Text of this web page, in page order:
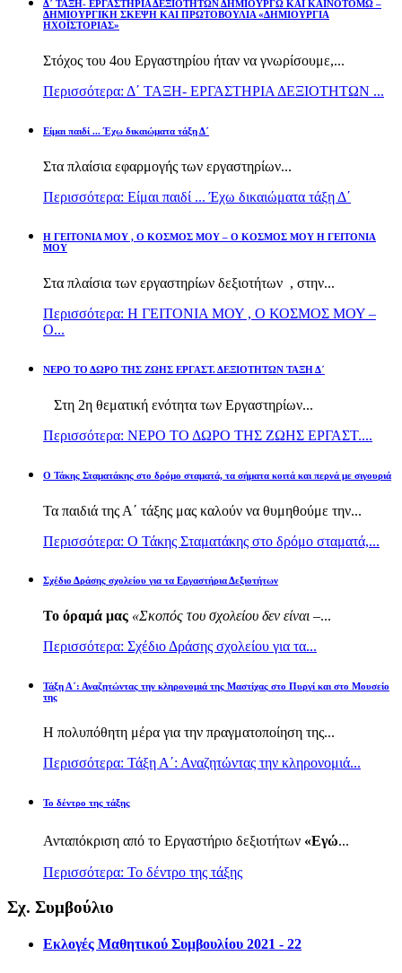
Δ΄ ΤΑΞΗ- ΕΡΓΑΣΤΗΡΙΑ ΔΕΞΙΟΤΗΤΩΝ ΔΗΜΙΟΥΡΓΩ ΚΑΙ ΚΑΙΝΟΤΟΜΩ –
ΔΗΜΙΟΥΡΓΙΚΗ ΣΚΕΨΗ ΚΑΙ ΠΡΩΤΟΒΟΥΛΙΑ «ΔΗΜΙΟΥΡΓΙΑ
ΗΧΟΪΣΤΟΡΙΑΣ»
Στόχος του 4ου Εργαστηρίου ήταν να γνωρίσουμε,...
Περισσότερα: Δ΄ ΤΑΞΗ- ΕΡΓΑΣΤΗΡΙΑ ΔΕΞΙΟΤΗΤΩΝ ...
Είμαι παιδί ... Έχω δικαιώματα τάξη Δ΄
Στα πλαίσια εφαρμογής των εργαστηρίων...
Περισσότερα: Είμαι παιδί ... Έχω δικαιώματα τάξη Δ΄
Η ΓΕΙΤΟΝΙΑ ΜΟΥ , Ο ΚΟΣΜΟΣ ΜΟΥ – Ο ΚΟΣΜΟΣ ΜΟΥ Η ΓΕΙΤΟΝΙΑ
ΜΟΥ
Στα πλαίσια των εργαστηρίων δεξιοτήτων , στην...
Περισσότερα: Η ΓΕΙΤΟΝΙΑ ΜΟΥ , Ο ΚΟΣΜΟΣ ΜΟΥ –
Ο...
ΝΕΡΟ ΤΟ ΔΩΡΟ ΤΗΣ ΖΩΗΣ ΕΡΓΑΣΤ. ΔΕΞΙΟΤΗΤΩΝ ΤΑΞΗ Δ΄
Στη 2η θεματική ενότητα των Εργαστηρίων...
Περισσότερα: ΝΕΡΟ ΤΟ ΔΩΡΟ ΤΗΣ ΖΩΗΣ ΕΡΓΑΣΤ....
Ο Τάκης Σταματάκης στο δρόμο σταματά, τα σήματα κοιτά και περνά με σιγουριά
Τα παιδιά της Α΄ τάξης μας καλούν να θυμηθούμε την...
Περισσότερα: Ο Τάκης Σταματάκης στο δρόμο σταματά,...
Σχέδιο Δράσης σχολείου για τα Εργαστήρια Δεξιοτήτων
Το όραμά μας «Σκοπός του σχολείου δεν είναι –...
Περισσότερα: Σχέδιο Δράσης σχολείου για τα...
Τάξη Α΄: Αναζητώντας την κληρονομιά της Μαστίχας στο Πυργί και στο Μουσείο
της
Η πολυπόθητη μέρα για την πραγματοποίηση της...
Περισσότερα: Τάξη Α΄: Αναζητώντας την κληρονομιά...
Το δέντρο της τάξης
Ανταπόκριση από το Εργαστήριο δεξιοτήτων «Εγώ...
Περισσότερα: Το δέντρο της τάξης
Σχ. Συμβούλιο
Εκλογές Μαθητικού Συμβουλίου 2021 - 22